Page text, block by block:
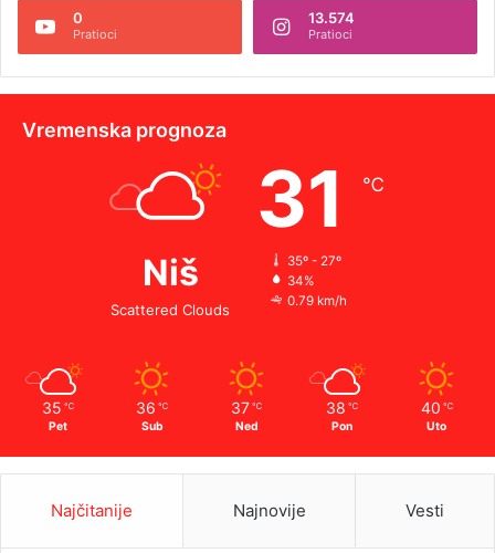
0
Pratioci
13.574
Pratioci
Vremenska prognoza
Niš
Scattered Clouds
31 ℃
35º - 27º
34%
0.79 km/h
35 ℃
Pet
36 ℃
Sub
37 ℃
Ned
38 ℃
Pon
40 ℃
Uto
Najčitanije Najnovije Vesti